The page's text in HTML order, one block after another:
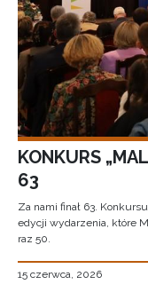
KONKURS
63
Za nami finał 63.
edycji wydarzenia, które
raz 50.
15 czerwca, 2026